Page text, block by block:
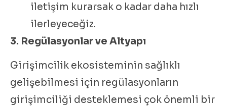
iletişim kurarsak o kadar daha hızlı
ilerleyeceğiz.
3. Regülasyonlar ve Altyapı
Girişimcilik ekosisteminin sağlıklı
gelişebilmesi için regülasyonların
girişimciliği desteklemesi çok önemli bir